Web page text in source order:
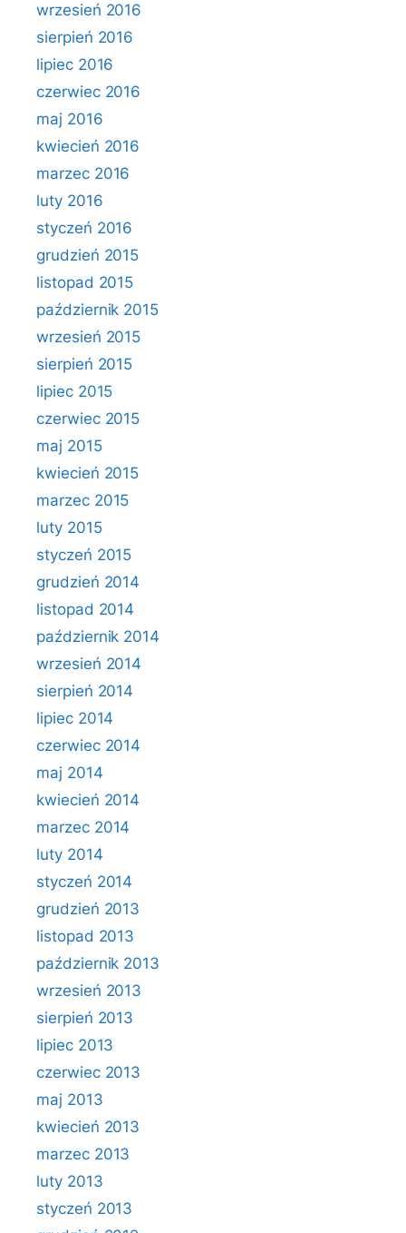
wrzesień 2016
sierpień 2016
lipiec 2016
czerwiec 2016
maj 2016
kwiecień 2016
marzec 2016
luty 2016
styczeń 2016
grudzień 2015
listopad 2015
październik 2015
wrzesień 2015
sierpień 2015
lipiec 2015
czerwiec 2015
maj 2015
kwiecień 2015
marzec 2015
luty 2015
styczeń 2015
grudzień 2014
listopad 2014
październik 2014
wrzesień 2014
sierpień 2014
lipiec 2014
czerwiec 2014
maj 2014
kwiecień 2014
marzec 2014
luty 2014
styczeń 2014
grudzień 2013
listopad 2013
październik 2013
wrzesień 2013
sierpień 2013
lipiec 2013
czerwiec 2013
maj 2013
kwiecień 2013
marzec 2013
luty 2013
styczeń 2013